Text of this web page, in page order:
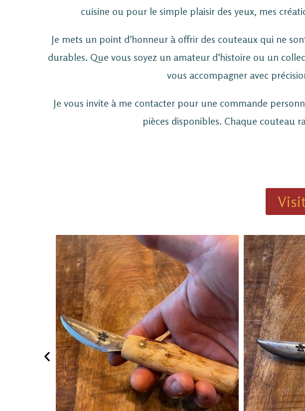
cuisine ou pour le simple plaisir des yeux, mes
Je mets un point d’honneur à offrir des couteaux qui ne
durables. Que vous soyez un amateur d’histoire ou un
vous accompagner avec
Je vous invite à me contacter pour une commande
pièces disponibles. Chaque couteau